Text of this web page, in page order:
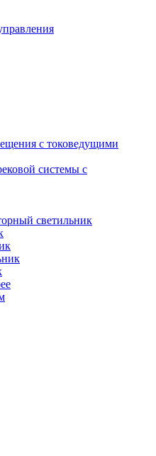
с токоведущими
системы с
светильник